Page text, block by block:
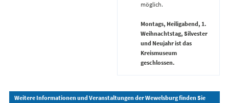
möglich.
Montags, Heiligabend, 1.
Weihnachtstag, Silvester
und Neujahr ist das
Kreismuseum
geschlossen.
Weitere Informationen und Veranstaltungen der Wewelsburg finden Sie